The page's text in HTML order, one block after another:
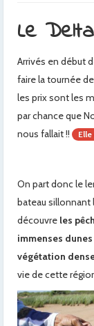
Le
Arrivés en début
faire la tournée
les prix sont les
par chance que
nous fallait !!
On part donc le
bateau sillonnant
découvre les
immenses
végétation
vie de cette